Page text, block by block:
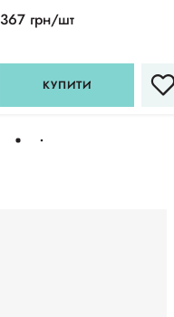
367 грн/шт
КУПИТИ